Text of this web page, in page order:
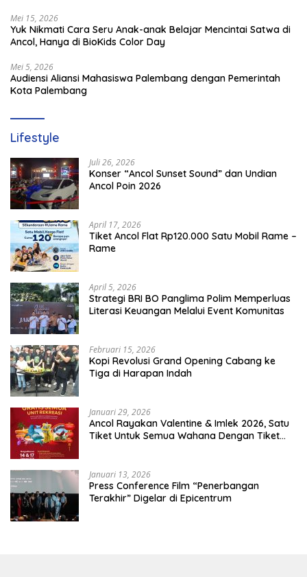
Mei 15, 2026
Yuk Nikmati Cara Seru Anak-anak Belajar Mencintai Satwa di
Ancol, Hanya di BioKids Color Day
Mei 5, 2026
Audiensi Aliansi Mahasiswa Palembang dengan Pemerintah
Kota Palembang
Lifestyle
Juli 26, 2026
Konser “Ancol Sunset Sound” dan Undian
Ancol Poin 2026
April 17, 2026
Tiket Ancol Flat Rp120.000 Satu Mobil Rame –
Rame
April 5, 2026
​Strategi BRI BO Panglima Polim Memperluas
Literasi Keuangan Melalui Event Komunitas
Februari 15, 2026
Kopi Revolusi Grand Opening Cabang ke
Tiga di Harapan Indah
Januari 29, 2026
Ancol Rayakan Valentine & Imlek 2026, Satu
Tiket Untuk Semua Wahana Dengan Tiket
Januari 13, 2026
Press Conference Film “Penerbangan
Terakhir” Digelar di Epicentrum